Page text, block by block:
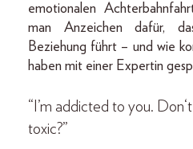
emotionalen
man Anzeichen dafür,
Beziehung führt – und wie
haben mit einer Expertin
“I’m addicted to you.
toxic?”